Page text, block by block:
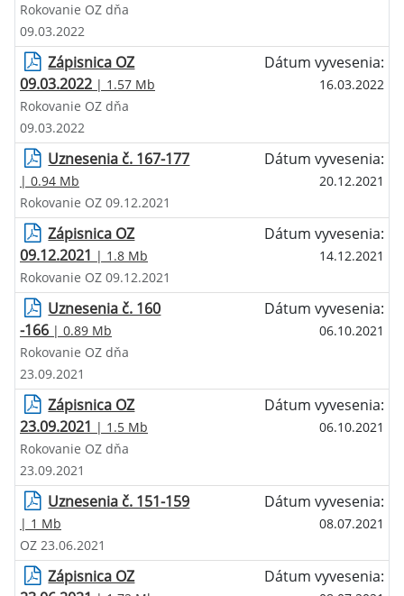
Rokovanie OZ dňa
09.03.2022
Zápisnica OZ
09.03.2022 | 1.57 Mb
Dátum vyvesenia:
16.03.2022
Rokovanie OZ dňa
09.03.2022
Uznesenia č. 167-177
| 0.94 Mb
Dátum vyvesenia:
20.12.2021
Rokovanie OZ 09.12.2021
Zápisnica OZ
09.12.2021 | 1.8 Mb
Dátum vyvesenia:
14.12.2021
Rokovanie OZ 09.12.2021
Uznesenia č. 160
-166 | 0.89 Mb
Dátum vyvesenia:
06.10.2021
Rokovanie OZ dňa
23.09.2021
Zápisnica OZ
23.09.2021 | 1.5 Mb
Dátum vyvesenia:
06.10.2021
Rokovanie OZ dňa
23.09.2021
Uznesenia č. 151-159
| 1 Mb
Dátum vyvesenia:
08.07.2021
OZ 23.06.2021
Zápisnica OZ
Dátum vyvesenia: